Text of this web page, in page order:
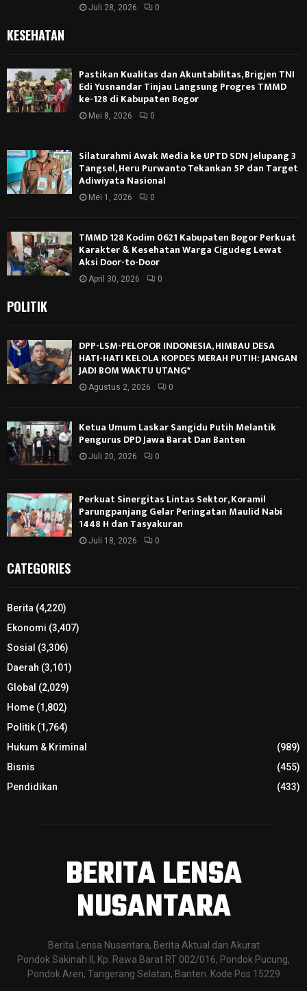
Juli 28, 2026 0
KESEHATAN
Pastikan Kualitas dan Akuntabilitas, Brigjen TNI
Edi Yusnandar Tinjau Langsung Progres TMMD
ke-128 di Kabupaten Bogor
Mei 8, 2026 0
Silaturahmi Awak Media ke UPTD SDN Jelupang 3
Tangsel, Heru Purwanto Tekankan 5P dan Target
Adiwiyata Nasional
Mei 1, 2026 0
TMMD 128 Kodim 0621 Kabupaten Bogor Perkuat
Karakter & Kesehatan Warga Cigudeg Lewat
Aksi Door-to-Door
April 30, 2026 0
POLITIK
DPP-LSM-PELOPOR INDONESIA, HIMBAU DESA
HATI-HATI KELOLA KOPDES MERAH PUTIH: JANGAN
JADI BOM WAKTU UTANG*
Agustus 2, 2026 0
Ketua Umum Laskar Sangidu Putih Melantik
Pengurus DPD Jawa Barat Dan Banten
Juli 20, 2026 0
Perkuat Sinergitas Lintas Sektor, Koramil
Parungpanjang Gelar Peringatan Maulid Nabi
1448 H dan Tasyakuran
Juli 18, 2026 0
CATEGORIES
Berita (4,220)
Ekonomi (3,407)
Sosial (3,306)
Daerah (3,101)
Global (2,029)
Home (1,802)
Politik (1,764)
Hukum & Kriminal
(989)
Bisnis
(455)
Pendidikan
(433)
BERITA LENSA
NUSANTARA
Berita Lensa Nusantara, Berita Aktual dan Akurat
Pondok Sakinah II, Kp. Rawa Barat RT 002/016, Pondok Pucung,
Pondok Aren, Tangerang Selatan, Banten. Kode Pos 15229